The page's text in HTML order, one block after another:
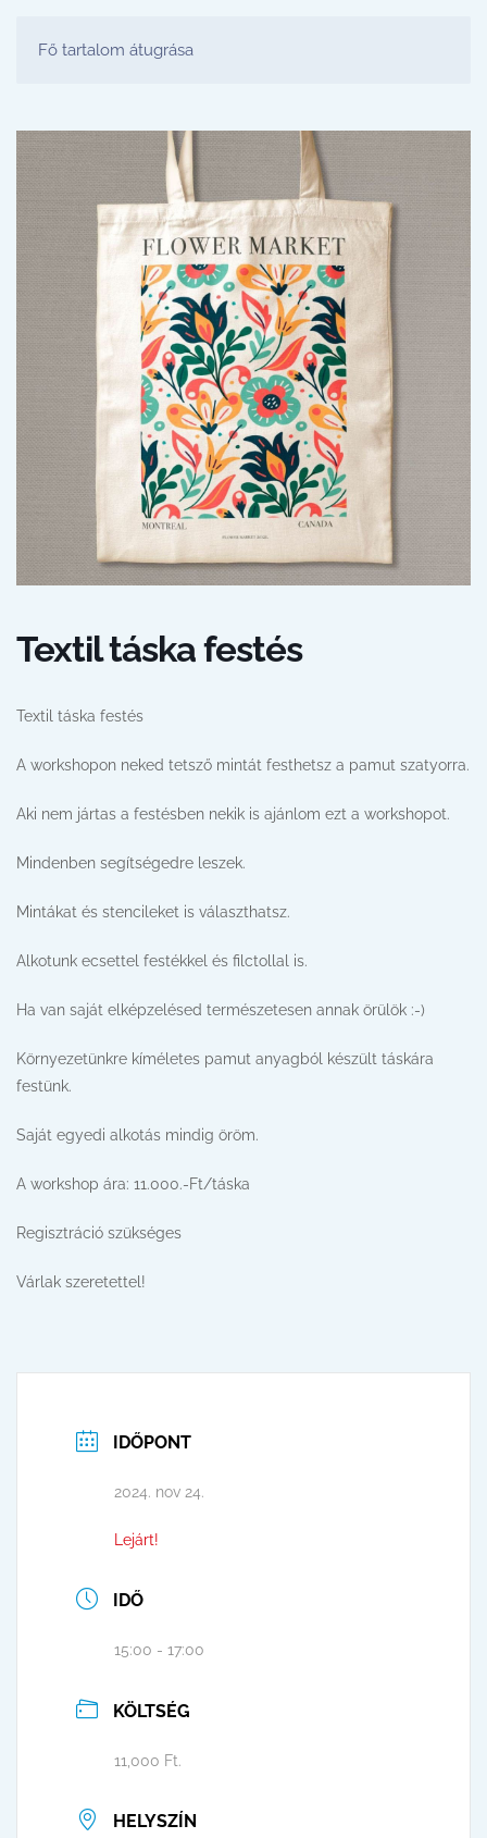
Fő tartalom átugrása
FESTŐ PARTY STÚDIÓ
Textil táska festés
Textil táska festés
A workshopon neked tetsző mintát festhetsz a pamut szatyorra.
Aki nem jártas a festésben nekik is ajánlom ezt a workshopot.
Mindenben segítségedre leszek.
Mintákat és stencileket is választhatsz.
Alkotunk ecsettel festékkel és filctollal is.
Ha van saját elképzelésed természetesen annak örülök :-)
Környezetünkre kíméletes pamut anyagból készült táskára
festünk.
Saját egyedi alkotás mindig öröm.
A workshop ára: 11.000.-Ft/táska
Regisztráció szükséges
Várlak szeretettel!
IDŐPONT
2024. nov 24.
Lejárt!
IDŐ
15:00 - 17:00
KÖLTSÉG
11,000 Ft.
HELYSZÍN